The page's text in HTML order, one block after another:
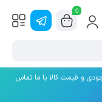
0
و قیمت کالا با ما تماس